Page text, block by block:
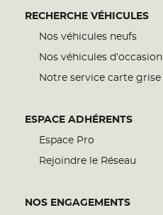
RECHERCHE VÉHICULES
Nos véhicules neufs
Nos véhicules d’occasion
Notre service carte grise
ESPACE ADHÉRENTS
Espace Pro
Rejoindre le Réseau
NOS ENGAGEMENTS